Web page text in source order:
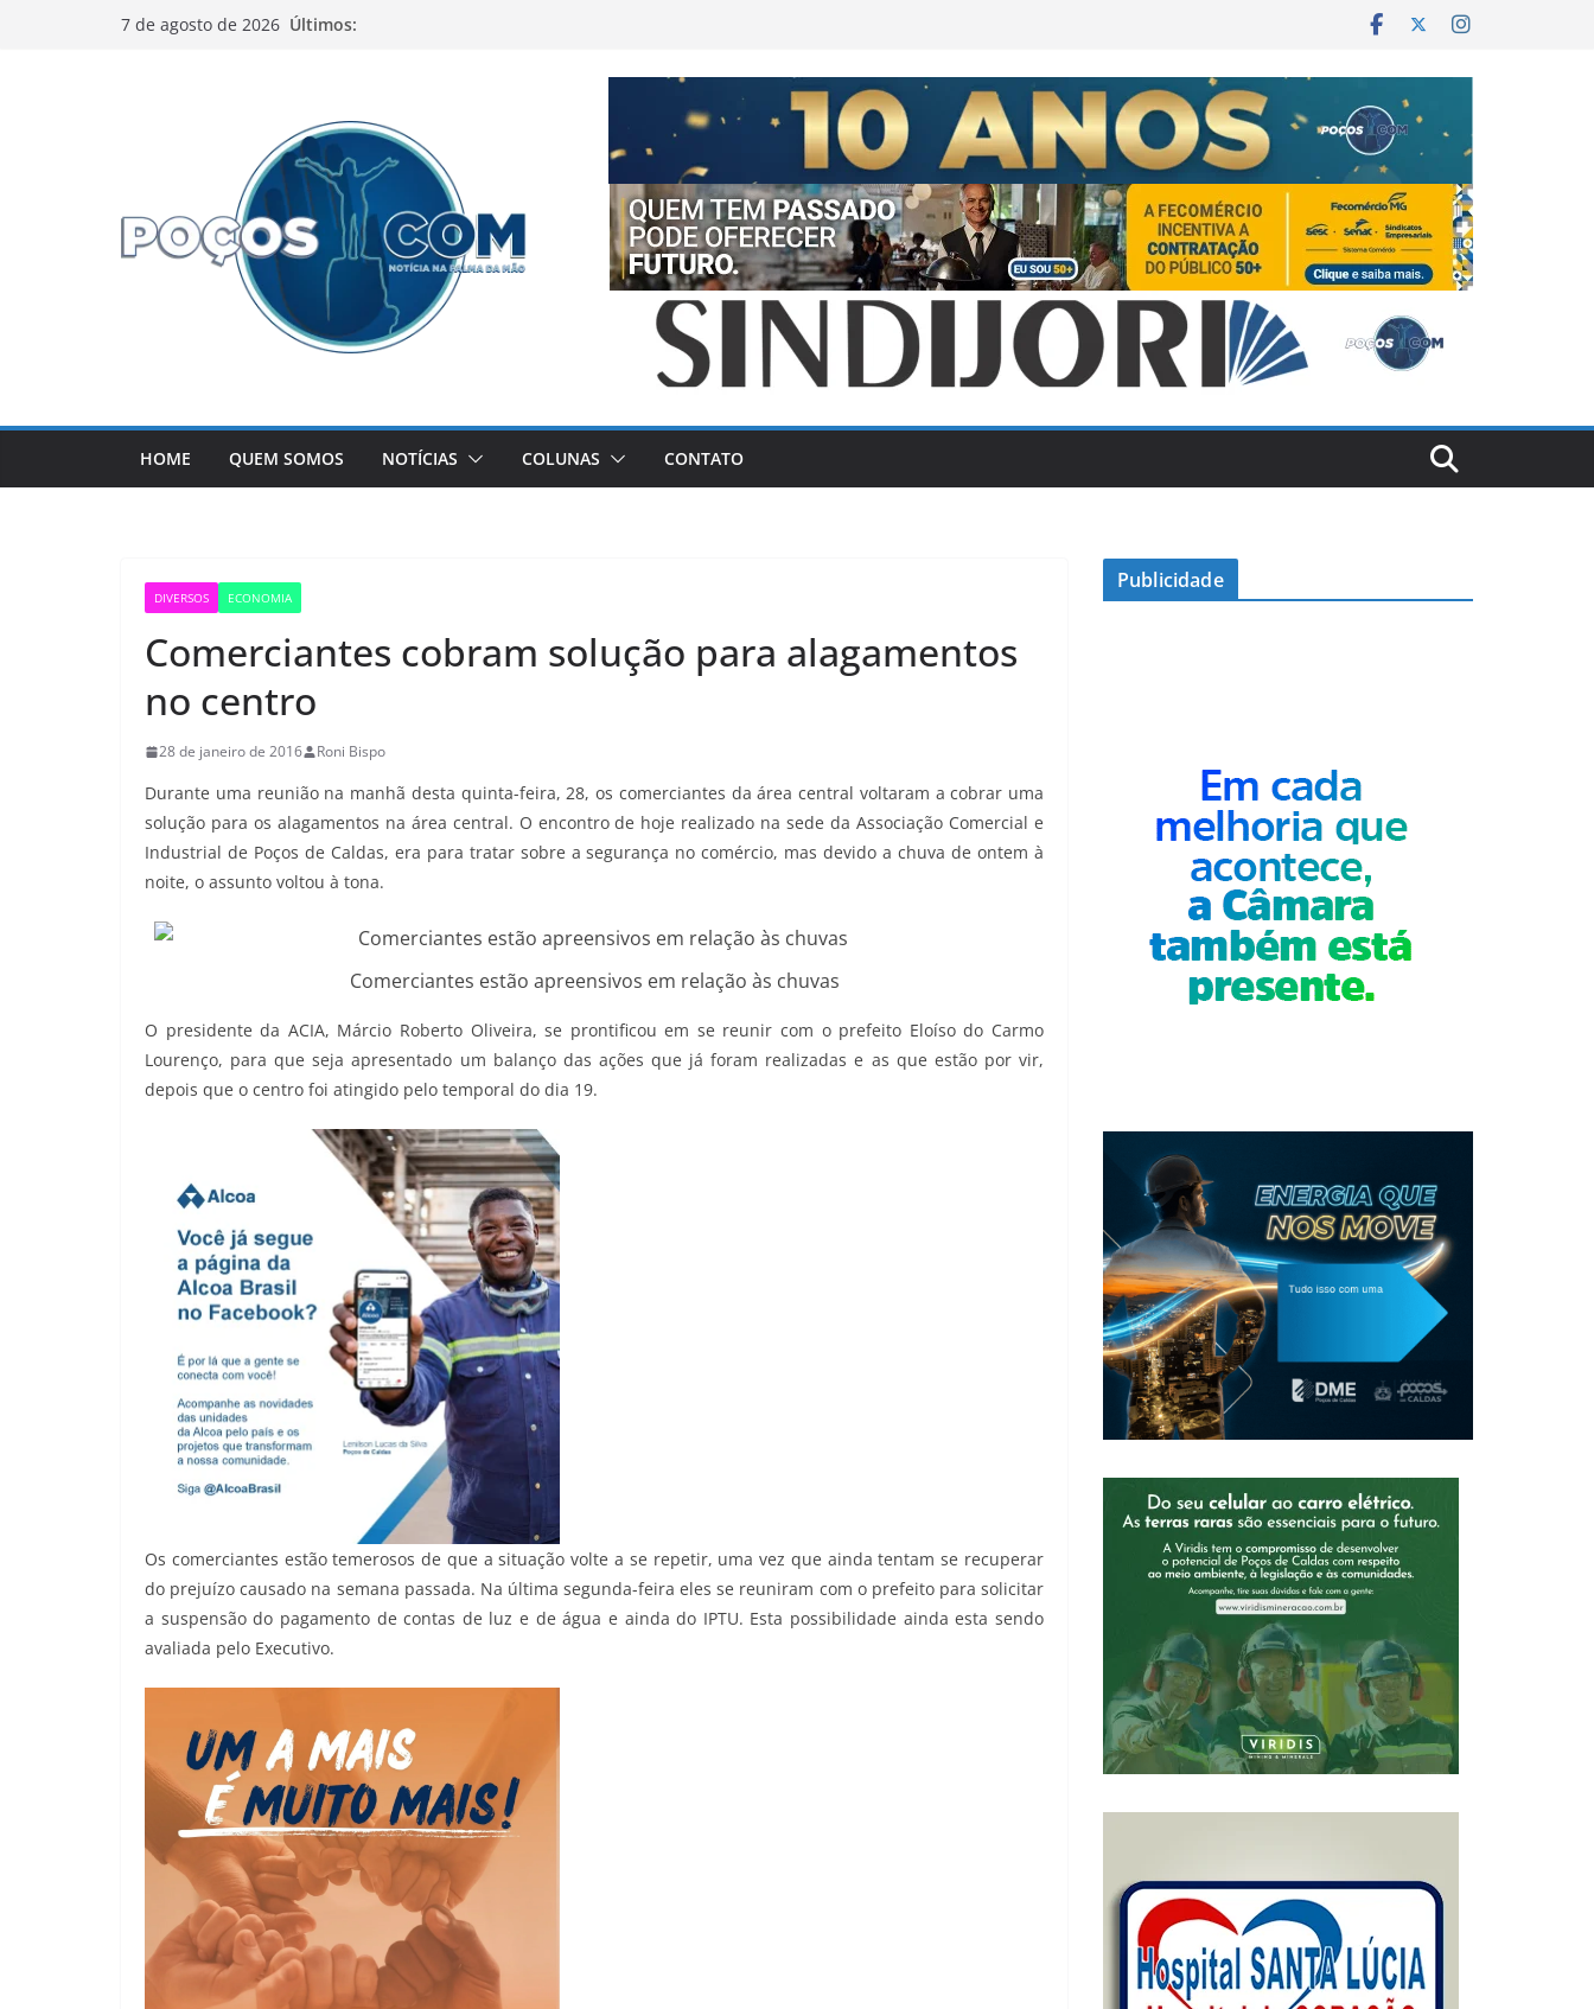
7 de agosto de 2026 Últimos:
HOME QUEM SOMOS NOTÍCIAS COLUNAS CONTATO
DIVERSOS ECONOMIA
Comerciantes cobram solução para alagamentos
no centro
28 de janeiro de 2016 Roni Bispo
Durante uma reunião na manhã desta quinta-feira, 28, os comerciantes da área central voltaram a cobrar uma
solução para os alagamentos na área central. O encontro de hoje realizado na sede da Associação Comercial e
Industrial de Poços de Caldas, era para tratar sobre a segurança no comércio, mas devido a chuva de ontem à
noite, o assunto voltou à tona.
Comerciantes estão apreensivos em relação às chuvas
O presidente da ACIA, Márcio Roberto Oliveira, se prontificou em se reunir com o prefeito Eloíso do Carmo
Lourenço, para que seja apresentado um balanço das ações que já foram realizadas e as que estão por vir,
depois que o centro foi atingido pelo temporal do dia 19.
Os comerciantes estão temerosos de que a situação volte a se repetir, uma vez que ainda tentam se recuperar
do prejuízo causado na semana passada. Na última segunda-feira eles se reuniram com o prefeito para solicitar
a suspensão do pagamento de contas de luz e de água e ainda do IPTU. Esta possibilidade ainda esta sendo
avaliada pelo Executivo.
Publicidade